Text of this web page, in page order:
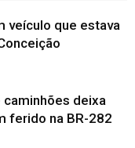
veículo que estava
deixa
ferido na BR-282